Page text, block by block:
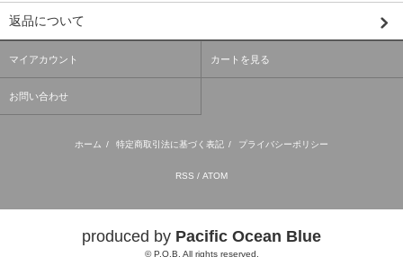
返品について
マイアカウント カートを見る
お問い合わせ
ホーム / 特定商取引法に基づく表記 / プライバシーポリシー
RSS / ATOM
produced by Pacific Ocean Blue
© P.O.B. All rights reserved.